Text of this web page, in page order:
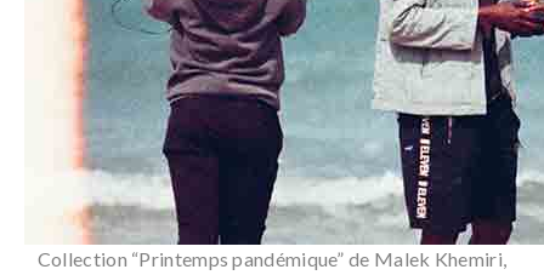
Collection “Printemps pandémique” de Malek Khemiri,